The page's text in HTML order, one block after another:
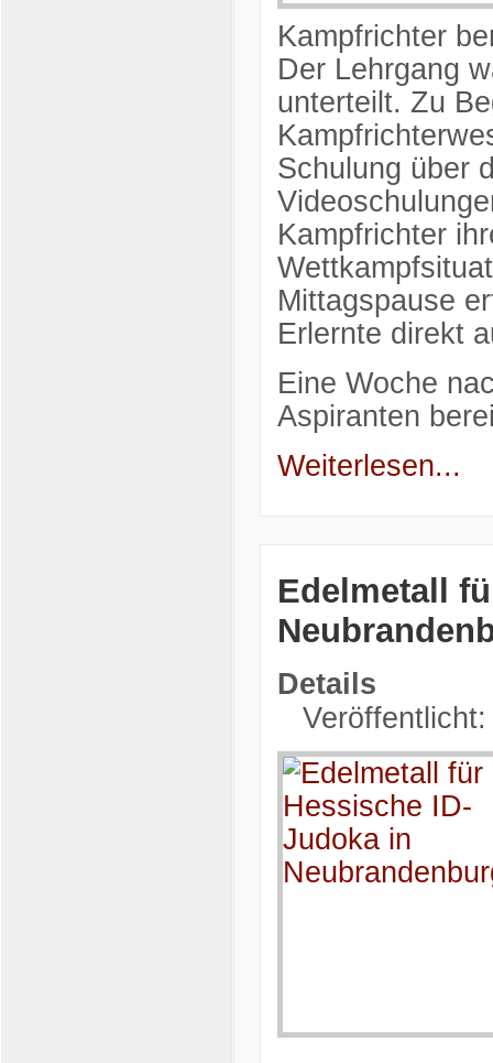
Kampfrichter
Der Lehrgang
unterteilt. Zu
Schulung über
Kampfrichter
Mittagspause
Erlernte direkt
Eine Woche
Aspiranten
Weiterlesen...
Edelmetall
Details